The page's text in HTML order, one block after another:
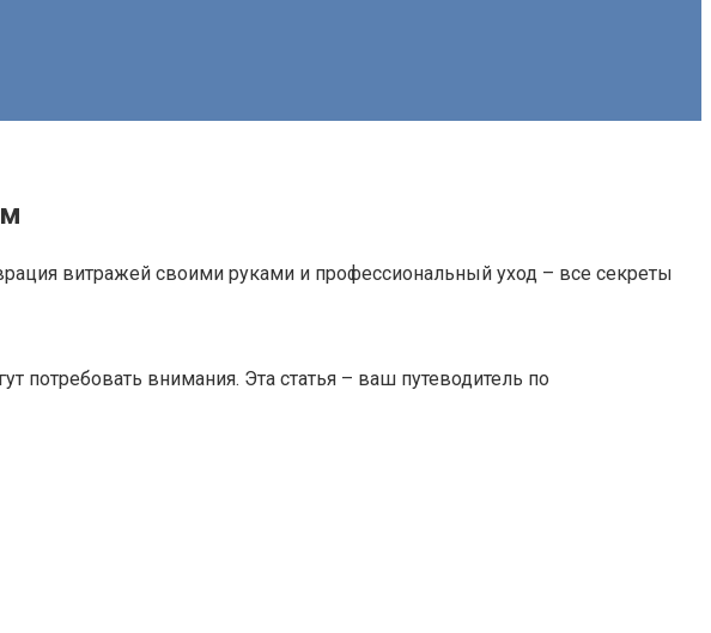
витражей своими руками и профессиональный уход – все секреты
внимания. Эта статья – ваш путеводитель по